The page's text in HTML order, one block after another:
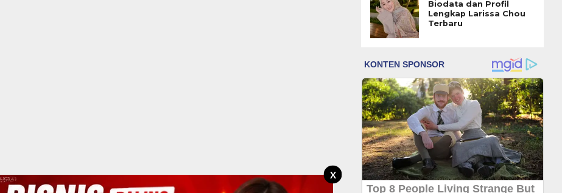
X
Biodata dan Profil
Lengkap Larissa Chou
Terbaru